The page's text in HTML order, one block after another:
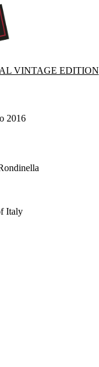
VINTAGE EDITION
2016
Italy